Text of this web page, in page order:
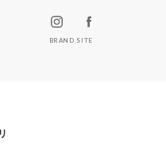
BRAND SITE